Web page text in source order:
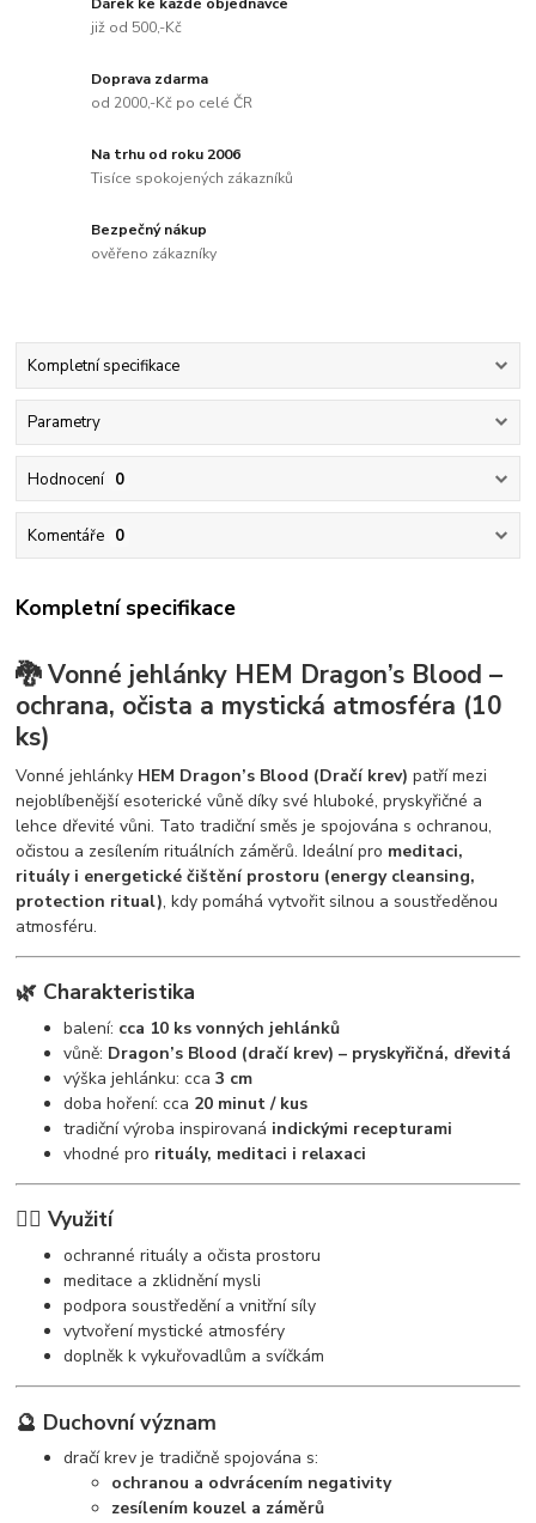
Dárek ke každé objednávce
již od 500,-Kč
Doprava zdarma
od 2000,-Kč po celé ČR
Na trhu od roku 2006
Tisíce spokojených zákazníků
Bezpečný nákup
ověřeno zákazníky
Kompletní specifikace
Parametry
Hodnocení 0
Komentáře 0
Kompletní specifikace
🐉 Vonné jehlánky HEM Dragon’s Blood –
ochrana, očista a mystická atmosféra (10
ks)
Vonné jehlánky HEM Dragon’s Blood (Dračí krev) patří mezi
nejoblíbenější esoterické vůně díky své hluboké, pryskyřičné a
lehce dřevité vůni. Tato tradiční směs je spojována s ochranou,
očistou a zesílením rituálních záměrů. Ideální pro meditaci,
rituály i energetické čištění prostoru (energy cleansing,
protection ritual), kdy pomáhá vytvořit silnou a soustředěnou
atmosféru.
🌿 Charakteristika
balení: cca 10 ks vonných jehlánků
vůně: Dragon’s Blood (dračí krev) – pryskyřičná, dřevitá
výška jehlánku: cca3 cm
doba hoření: cca 20 minut / kus
tradiční výroba inspirovaná indickými recepturami
vhodné pro rituály, meditaci i relaxaci
🧘‍♀️ Využití
ochranné rituály a očista prostoru
meditace a zklidnění mysli
podpora soustředění a vnitřní síly
vytvoření mystické atmosféry
doplněk k vykuřovadlům a svíčkám
🔮 Duchovní význam
dračí krev je tradičně spojována s:
ochranou a odvrácením negativity
zesílením kouzel a záměrů